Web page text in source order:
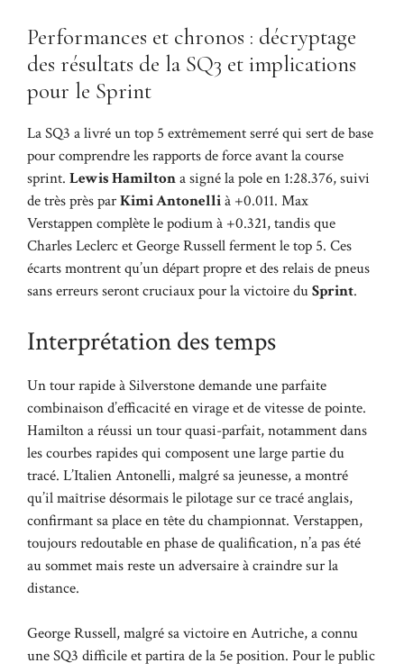
Performances et chronos : décryptage
des résultats de la SQ3 et implications
pour le Sprint
La SQ3 a livré un top 5 extrêmement serré qui sert de base
pour comprendre les rapports de force avant la course
sprint. Lewis Hamiltona signé la pole en 1:28.376, suivi
de très près parKimi Antonellià +0.011. Max
Verstappen complète le podium à +0.321, tandis que
Charles Leclerc et George Russell ferment le top 5. Ces
écarts montrent qu’un départ propre et des relais de pneus
sans erreurs seront cruciaux pour la victoire duSprint.
Interprétation des temps
Un tour rapide à Silverstone demande une parfaite
combinaison d’efficacité en virage et de vitesse de pointe.
Hamilton a réussi un tour quasi-parfait, notamment dans
les courbes rapides qui composent une large partie du
tracé. L’Italien Antonelli, malgré sa jeunesse, a montré
qu’il maîtrise désormais le pilotage sur ce tracé anglais,
confirmant sa place en tête du championnat. Verstappen,
toujours redoutable en phase de qualification, n’a pas été
au sommet mais reste un adversaire à craindre sur la
distance.
George Russell, malgré sa victoire en Autriche, a connu
une SQ3 difficile et partira de la 5e position. Pour le public